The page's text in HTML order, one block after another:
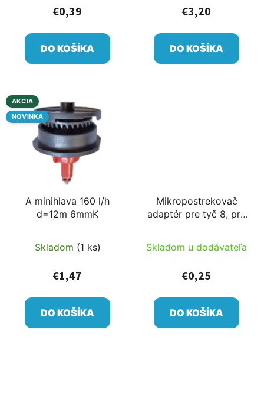
€0,39
DO KOŠÍKA
€3,20
DO KOŠÍKA
AKCIA
NOVINKA
A minihlava 160 l/h
d=12m 6mmK
Skladom (1 ks)
€1,47
DO KOŠÍKA
Mikropostrekovač
adaptér pre tyč 8, pre
Skladom u dodávateľa
€0,25
DO KOŠÍKA